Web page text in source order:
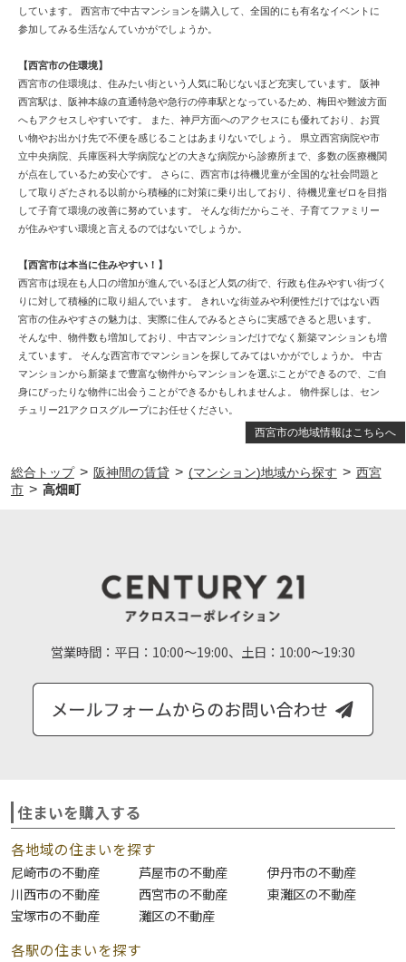
西宮市の地域情報はこちらへ
しています。 西宮市で中古マンションを購入して、全国的にも有名なイベントに
参加してみる生活なんていかがでしょうか。
【西宮市の住環境】
西宮市の住環境は、住みたい街という人気に恥じないほど充実しています。 阪神
西宮駅は、阪神本線の直通特急や急行の停車駅となっているため、梅田や難波方面
へもアクセスしやすいです。 また、神戸方面へのアクセスにも優れており、お買
い物やお出かけ先で不便を感じることはあまりないでしょう。 県立西宮病院や市
立中央病院、兵庫医科大学病院などの大きな病院から診療所まで、多数の医療機関
が点在しているため安心です。 さらに、西宮市は待機児童が全国的な社会問題と
して取りざたされる以前から積極的に対策に乗り出しており、待機児童ゼロを目指
して子育て環境の改善に努めています。 そんな街だからこそ、子育てファミリー
が住みやすい環境と言えるのではないでしょうか。
【西宮市は本当に住みやすい！】
西宮市は現在も人口の増加が進んでいるほど人気の街で、行政も住みやすい街づく
りに対して積極的に取り組んでいます。 きれいな街並みや利便性だけではない西
宮市の住みやすさの魅力は、実際に住んでみるとさらに実感できると思います。
そんな中、物件数も増加しており、中古マンションだけでなく新築マンションも増
えています。 そんな西宮市でマンションを探してみてはいかがでしょうか。 中古
マンションから新築まで豊富な物件からマンションを選ぶことができるので、ご自
身にぴったりな物件に出会うことができるかもしれませんよ。 物件探しは、セン
チュリー21アクロスグループにお任せください。
総合トップ > 阪神間の賃貸 > (マンション)地域から探す > 西宮
市 > 高畑町
営業時間： 平日：10:00～19:00、土日：10:00～19:30
住まいを購入する
各地域の住まいを探す
尼崎市の不動産 芦屋市の不動産
伊丹市の不動産
川西市の不動産
西宮市の不動産
東灘区の不動産
宝塚市の不動産
灘区の不動産
各駅の住まいを探す